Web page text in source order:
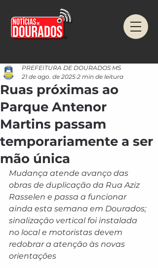
Ruas próximas ao
Parque Antenor
Martins passam
temporariamente a ser
mão única
PREFEITURA DE DOURADOS MS
21 de ago. de 2025 2 min de leitura
Mudança atende avanço das
obras de duplicação da Rua Aziz
Rasselen e passa a funcionar
ainda esta semana em Dourados;
sinalização vertical foi instalada
no local e motoristas devem
redobrar a atenção às novas
orientações